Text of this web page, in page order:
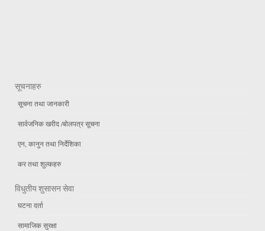
सूचनाहरु
सूचना तथा जानकारी
सार्वजनिक खरीद /बोलपत्र सूचना
एन, कानुन तथा निर्देशिका
कर तथा शुल्कहरु
विधुतीय शुसासन सेवा
घटना दर्ता
सामाजिक सुरक्षा